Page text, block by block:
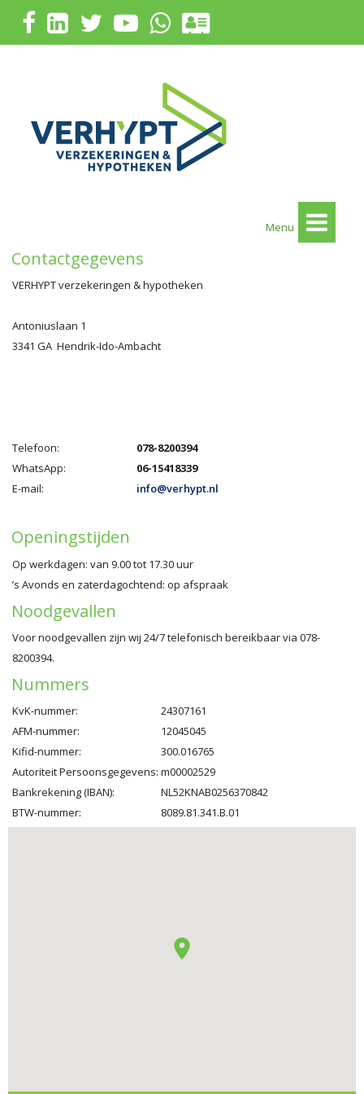
Menu
Contactgegevens
VERHYPT verzekeringen & hypotheken
Antoniuslaan 1
3341 GA Hendrik-Ido-Ambacht
Telefoon:
078-8200394
WhatsApp:
06-15418339
E-mail:
info@verhypt.nl
Openingstijden
Op werkdagen: van 9.00 tot 17.30 uur
’s Avonds en zaterdagochtend: op afspraak
Noodgevallen
Voor noodgevallen zijn wij 24/7 telefonisch bereikbaar via 078-
8200394.
Nummers
KvK-nummer:
24307161
AFM-nummer:
12045045
Kifid-nummer:
300.016765
Autoriteit Persoonsgegevens: m00002529
Bankrekening (IBAN):
NL52KNAB0256370842
BTW-nummer:
8089.81.341.B.01